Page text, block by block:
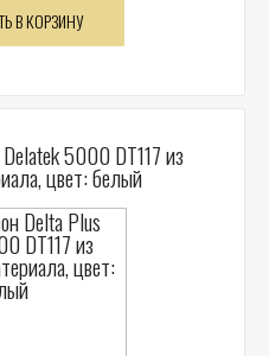
В КОРЗИНУ
5000 DT117 из
цвет: белый